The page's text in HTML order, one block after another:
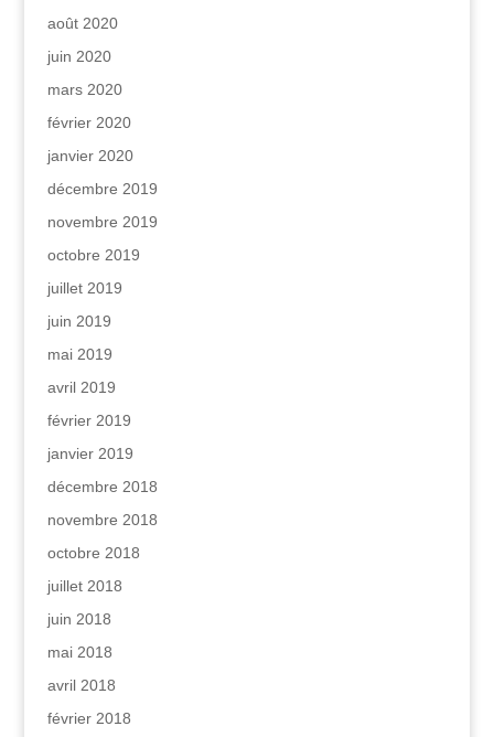
août 2020
juin 2020
mars 2020
février 2020
janvier 2020
décembre 2019
novembre 2019
octobre 2019
juillet 2019
juin 2019
mai 2019
avril 2019
février 2019
janvier 2019
décembre 2018
novembre 2018
octobre 2018
juillet 2018
juin 2018
mai 2018
avril 2018
février 2018